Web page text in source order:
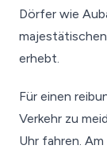
Dörfer wie
erhebt.
Für einen
Verkehr zu
Uhr fahren.